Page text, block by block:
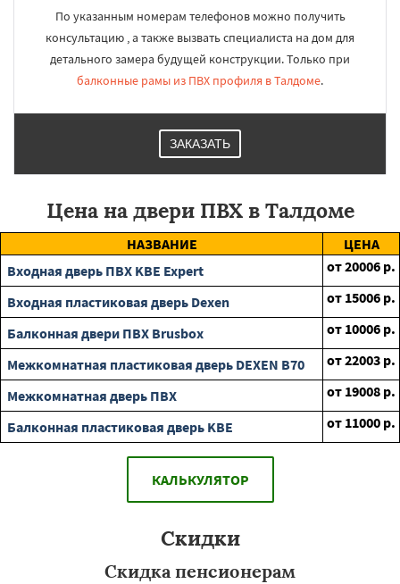
По указанным номерам телефонов можно получить
консультацию , а также вызвать специалиста на дом для
детального замера будущей конструкции. Только при
балконные рамы из ПВХ профиля в Талдоме.
ЗАКАЗАТЬ
Цена на двери ПВХ в Талдоме
НАЗВАНИЕ
ЦЕНА
Входная дверь ПВХ KBE Expert
от20006 р.
Входная пластиковая дверь Dexen
от 15006 р.
Балконная двери ПВХ Brusbox
от 10006 р.
Межкомнатная пластиковая дверь DEXEN B70
от22003 р.
Межкомнатная дверь ПВХ
от 19008 р.
Балконная пластиковая дверь KBE
от 11000 р.
КАЛЬКУЛЯТОР
Скидки
Скидка пенсионерам